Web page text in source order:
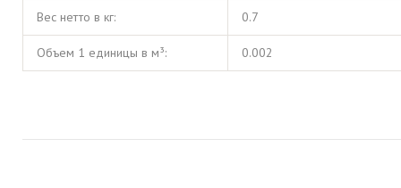
Вес нетто в кг: 0.7
Объем 1 единицы в м³: 0.002